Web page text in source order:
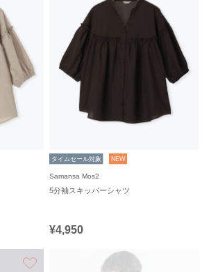
タイムセール対象 NEW
Samansa Mos2
5分袖スキッパーシャツ
¥4,950